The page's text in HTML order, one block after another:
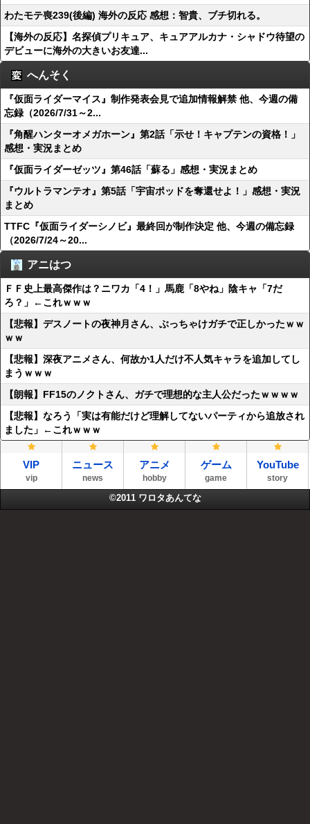
わたモテ喪239(後編) 海外の反応 感想：智貴、ブチ切れる。
【海外の反応】名探偵プリキュア、キュアアルカナ・シャドウ待望の
デビューに海外の大きいお友達...
へんそく
『仮面ライダーマイス』制作発表会見で追加情報解禁 他、今週の備
忘録（2026/7/31～2...
『角醒ハンターオメガホーン』第2話「示せ！キャプテンの資格！」
感想・実況まとめ
『仮面ライダーゼッツ』第46話「蘇る」感想・実況まとめ
『ウルトラマンテオ』第5話「宇宙ポッドを奪還せよ！」感想・実況
まとめ
TTFC『仮面ライダーシノビ』最終回が制作決定 他、今週の備忘録
（2026/7/24～20...
アニはつ
ＦＦ史上最高傑作は？ニワカ「4！」馬鹿「8やね」陰キャ「7だ
ろ？」←これｗｗｗ
【悲報】デスノートの夜神月さん、ぶっちゃけガチで正しかったｗｗ
ｗｗ
【悲報】深夜アニメさん、何故か1人だけ不人気キャラを追加してし
まうｗｗｗ
【朗報】FF15のノクトさん、ガチで理想的な主人公だったｗｗｗｗ
【悲報】なろう「実は有能だけど理解してないパーティから追放され
ました」←これｗｗｗ
VIP
vip
ニュース
news
アニメ
hobby
ゲーム
game
YouTube
story
©2011 ワロタあんてな